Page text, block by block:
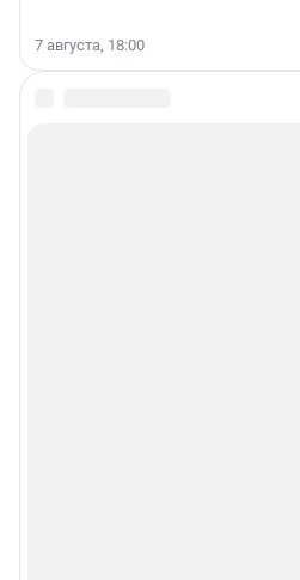
7 августа, 18:00